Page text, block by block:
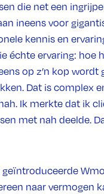
die net een
ineens voor
kennis en
échte ervaring:
op z’n kop
Dat is complex
Ik merkte dat ik
met nah deelde.
naar vermogen